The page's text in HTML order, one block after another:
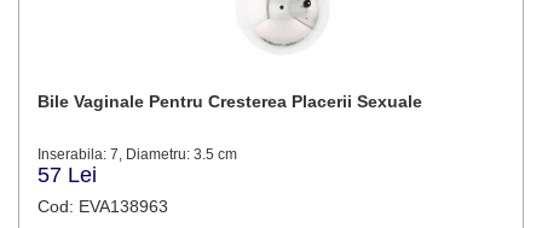
Bile Vaginale Pentru Cresterea Placerii Sexuale
Inserabila: 7, Diametru: 3.5 cm
57 Lei
Cod: EVA138963